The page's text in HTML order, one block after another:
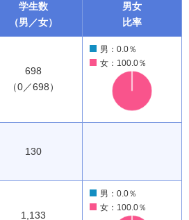
学生数
（男／女）
男女
比率
698
（0／698）
男：0.0％
女：100.0％
130
1,133
男：0.0％
女：100.0％